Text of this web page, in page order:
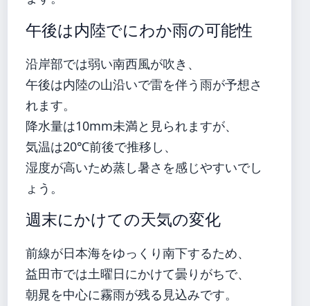
午後は内陸でにわか雨の可能性
沿岸部では弱い南西風が吹き、
午後は内陸の山沿いで雷を伴う雨が予想さ
れます。
降水量は10mm未満と見られますが、
気温は20℃前後で推移し、
湿度が高いため蒸し暑さを感じやすいでし
ょう。
週末にかけての天気の変化
前線が日本海をゆっくり南下するため、
益田市では土曜日にかけて曇りがちで、
朝晁を中心に霧雨が残る見込みです。